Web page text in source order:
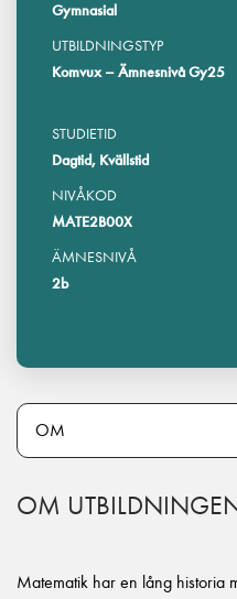
Gymnasial
UTBILDNINGSTYP
Komvux – Ämnesnivå Gy25
STUDIETID
Dagtid, Kvällstid
NIVÅKOD
MATE2B00X
ÄMNESNIVÅ
2b
OM
Matematik har en lång historia